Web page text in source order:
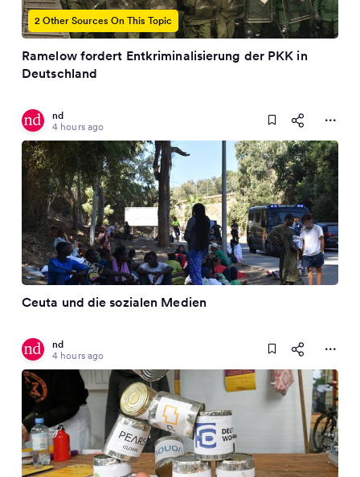
2 Other Sources On This Topic
Ramelow fordert Entkriminalisierung der PKK in
Deutschland
nd
4 hours ago
Ceuta und die sozialen Medien
nd
4 hours ago